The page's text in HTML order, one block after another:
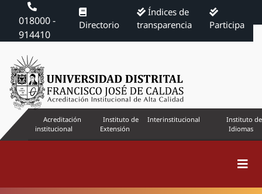
018000 -
914410
Directorio
Índices de
transparencia
Participa
Acreditación
institucional
Instituto de
Extensión
Interinstitucional
Instituto de
Idiomas